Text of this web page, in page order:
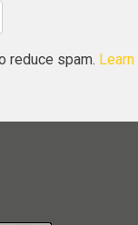
reduce spam.